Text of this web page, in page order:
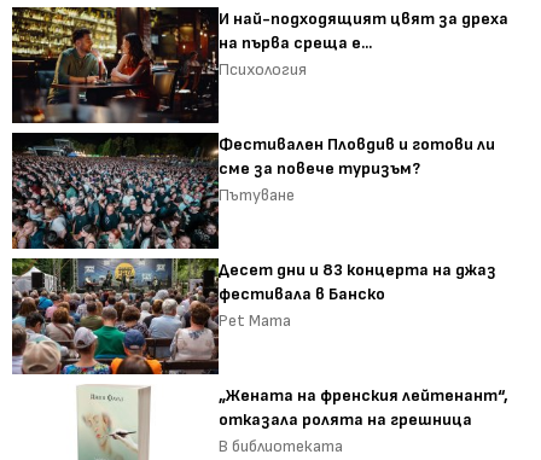
И най-подходящият цвят за дреха
на първа среща е...
Психология
Фестивален Пловдив и готови ли
сме за повече туризъм?
Пътуване
Десет дни и 83 концерта на джаз
фестивала в Банско
Pet Mama
„Жената на френския лейтенант“,
отказала ролята на грешница
В библиотеката